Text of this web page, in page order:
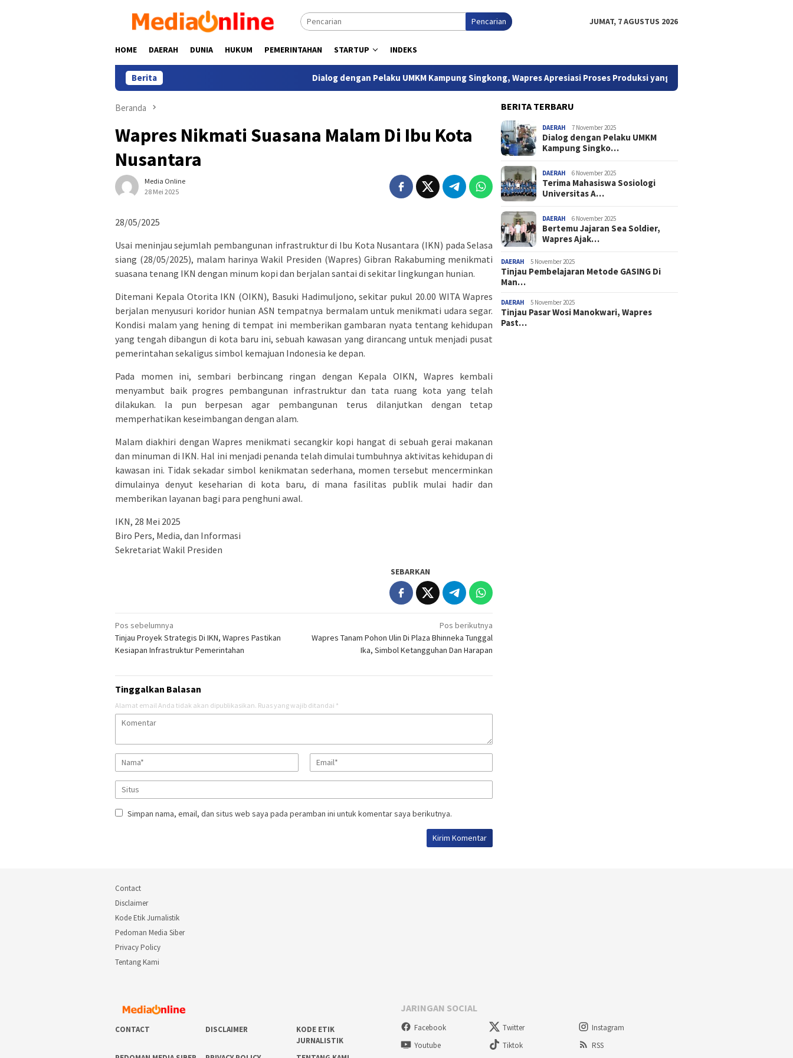
Pencarian JUMAT, 7 AGUSTUS 2026
HOME DAERAH DUNIA HUKUM PEMERINTAHAN STARTUP INDEKS
Berita Dialog dengan Pelaku UMKM Kampung Singkong, Wapres Apresiasi Proses Produksi yang Inovatif dan Higienis
Beranda
Wapres Nikmati Suasana Malam Di Ibu Kota
Nusantara
Media Online
28 Mei 2025
28/05/2025
Usai meninjau sejumlah pembangunan infrastruktur di Ibu Kota Nusantara (IKN) pada Selasa
siang (28/05/2025), malam harinya Wakil Presiden (Wapres) Gibran Rakabuming menikmati
suasana tenang IKN dengan minum kopi dan berjalan santai di sekitar lingkungan hunian.
Ditemani Kepala Otorita IKN (OIKN), Basuki Hadimuljono, sekitar pukul 20.00 WITA Wapres
berjalan menyusuri koridor hunian ASN tempatnya bermalam untuk menikmati udara segar.
Kondisi malam yang hening di tempat ini memberikan gambaran nyata tentang kehidupan
yang tengah dibangun di kota baru ini, sebuah kawasan yang dirancang untuk menjadi pusat
pemerintahan sekaligus simbol kemajuan Indonesia ke depan.
Pada momen ini, sembari berbincang ringan dengan Kepala OIKN, Wapres kembali
menyambut baik progres pembangunan infrastruktur dan tata ruang kota yang telah
dilakukan. Ia pun berpesan agar pembangunan terus dilanjutkan dengan tetap
memperhatikan keseimbangan dengan alam.
Malam diakhiri dengan Wapres menikmati secangkir kopi hangat di sebuah gerai makanan
dan minuman di IKN. Hal ini menjadi penanda telah dimulai tumbuhnya aktivitas kehidupan di
kawasan ini. Tidak sekadar simbol kenikmatan sederhana, momen tersebut mencerminkan
dimulainya denyut keseharian di kota baru, di mana fasilitas publik mulai hadir dan
memberikan layanan bagi para penghuni awal.
IKN, 28 Mei 2025
Biro Pers, Media, dan Informasi
Sekretariat Wakil Presiden
SEBARKAN
Navigasi
pos
Pos sebelumnya
Tinjau Proyek Strategis Di IKN, Wapres Pastikan
Kesiapan Infrastruktur Pemerintahan
Pos berikutnya
Wapres Tanam Pohon Ulin Di Plaza Bhinneka Tunggal
Ika, Simbol Ketangguhan Dan Harapan
Tinggalkan Balasan
Alamat email Anda tidak akan dipublikasikan. Ruas yang wajib ditandai *
Simpan nama, email, dan situs web saya pada peramban ini untuk komentar saya berikutnya.
BERITA TERBARU
DAERAH 7 November 2025
Dialog dengan Pelaku UMKM
Kampung Singko…
DAERAH 6 November 2025
Terima Mahasiswa Sosiologi
Universitas A…
DAERAH 6 November 2025
Bertemu Jajaran Sea Soldier,
Wapres Ajak…
DAERAH 5 November 2025
Tinjau Pembelajaran Metode GASING Di
Man…
DAERAH 5 November 2025
Tinjau Pasar Wosi Manokwari, Wapres
Past…
Contact
Disclaimer
Kode Etik Jurnalistik
Pedoman Media Siber
Privacy Policy
Tentang Kami
CONTACT DISCLAIMER
KODE ETIK
JURNALISTIK
JARINGAN SOCIAL
Facebook Twitter
Instagram
Youtube
Tiktok RSS